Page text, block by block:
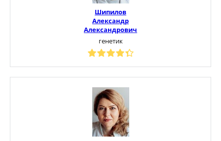
Шипилов
Александр
Александрович
генетик